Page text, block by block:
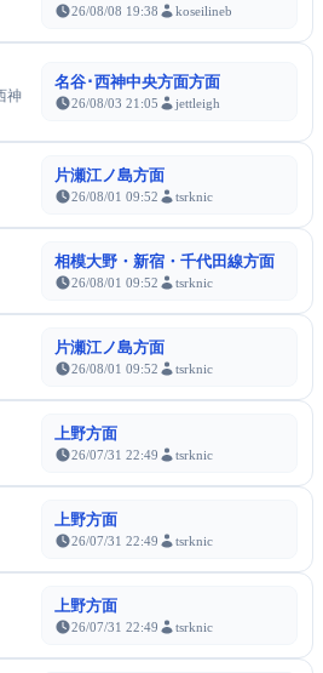
26/08/08 19:38 koseilineb
神
名谷･西神中央方面方面
26/08/03 21:05 jettleigh
片瀬江ノ島方面
26/08/01 09:52 tsrknic
相模大野・新宿・千代田線方面
26/08/01 09:52 tsrknic
片瀬江ノ島方面
26/08/01 09:52 tsrknic
上野方面
26/07/31 22:49 tsrknic
上野方面
26/07/31 22:49 tsrknic
上野方面
26/07/31 22:49 tsrknic